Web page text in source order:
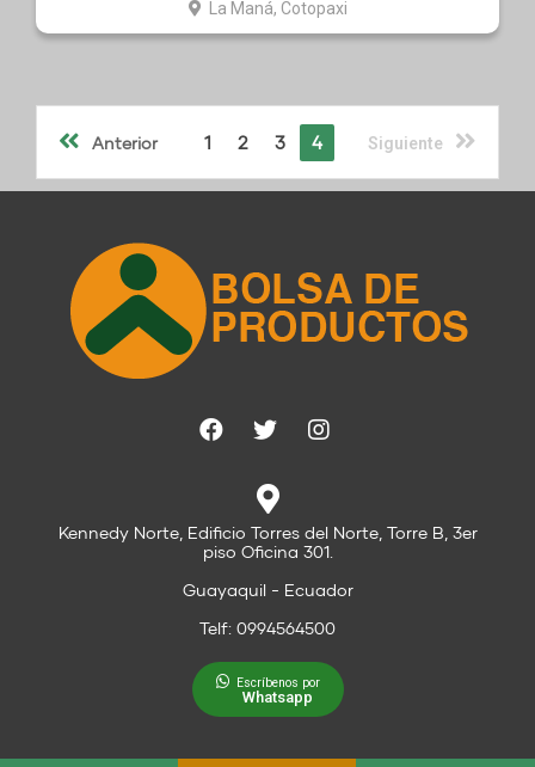
La Maná, Cotopaxi
Anterior 1 2 3 4 Siguiente
Kennedy Norte, Edificio Torres del Norte, Torre B, 3er
piso Oficina 301.
Guayaquil - Ecuador
Telf: 0994564500
Escríbenos por
Whatsapp